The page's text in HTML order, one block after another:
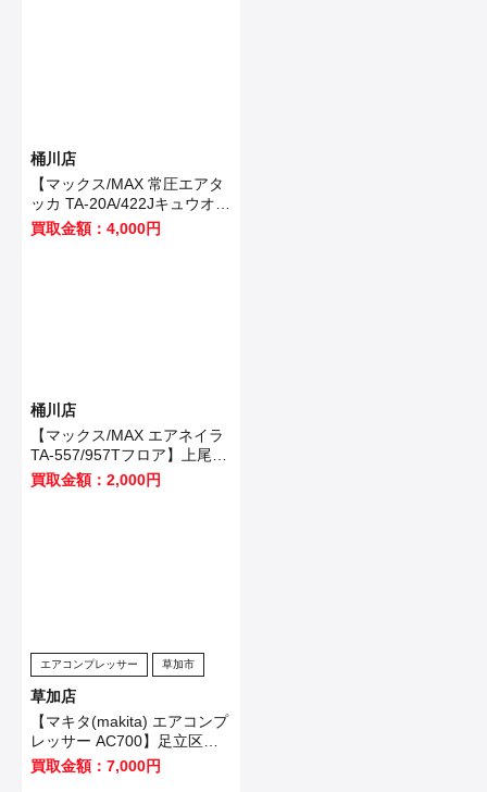
桶川店
【マックス/MAX 常圧エアタ
ッカ TA-20A/422Jキュウオ
ン】加須市のお客様から買取
いたしました！
買取金額：4,000円
桶川店
【マックス/MAX エアネイラ
TA-557/957Tフロア】上尾市
のお客様から買取いたしまし
買取金額：2,000円
エアコンプレッサー 草加市
草加店
【マキタ(makita) エアコンプ
レッサー AC700】足立区の
お客様から買取させて頂きま
買取金額：7,000円